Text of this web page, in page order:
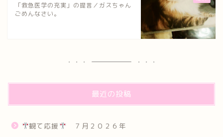
「救急医学の充実」の提言／ガスちゃん
ごめんなさい。
最近の投稿
観て応援 ７月２０２６年